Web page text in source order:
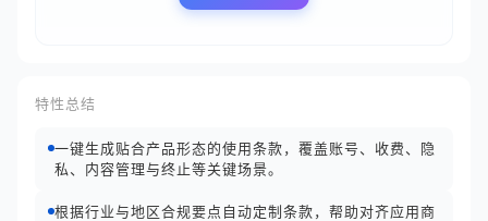
特性总结
一键生成贴合产品形态的使用条款，覆盖账号、收费、隐
私、内容管理与终止等关键场景。
根据行业与地区合规要点自动定制条款，帮助对齐应用商